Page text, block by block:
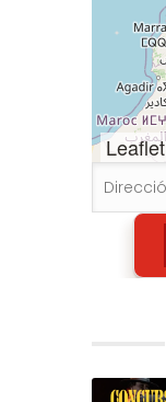
Leaflet